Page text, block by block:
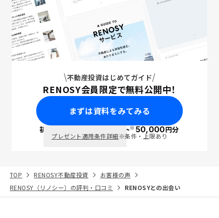
不動産投資はじめてガイド
RENOSY会員限定で無料公開中！
まずは資料をみてみる
初回面談で ポイント※50,000円分
プレゼント適用条件詳細※条件・上限あり
TOP RENOSY不動産投資
お客様の声
RENOSY（リノシー）の評判・口コミ
RENOSYとの出会い